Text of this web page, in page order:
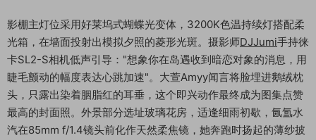
影棚主灯位采用好莱坞式蝴蝶光变体，3200K色温持续灯搭配柔
光箱，在墙面投射出模拟夕照的菱形光斑。摄影师DJJumi手持徕
卡SL2-S相机低声引导："想象你在岛遇收到暗恋对象的消息，用
睫毛颤动的幅度表达心跳加速"。大萱Amyy闻言将脸埋进鹅绒枕
头，只露出染着胭脂红的耳垂，这个即兴动作最终成为图集点赞
最高的封面照。外景部分选址玻璃花房，适逢细雨初歇，氤氲水
汽在85mm f/1.4镜头前化作天然柔焦镜，她奔跑时扬起的薄纱披